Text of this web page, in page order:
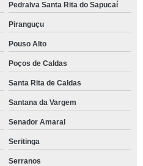
Pedralva Santa Rita do Sapucaí
Piranguçu
Pouso Alto
Poços de Caldas
Santa Rita de Caldas
Santana da Vargem
Senador Amaral
Seritinga
Serranos